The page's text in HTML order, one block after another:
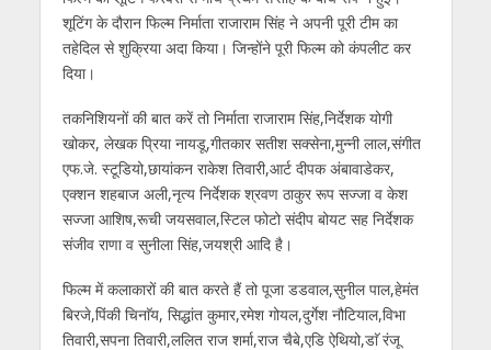
शूटिंग के दौरान फिल्म निर्माता राजाराम सिंह ने अपनी पूरी टीम का
तहेदिल से शुक्रिया अदा किया। जिन्होंने पूरी फिल्म को कंपलीट कर
दिया।
तकनिशियनों की बात करें तो निर्माता राजाराम सिंह,निर्देशक योगी
खोकर, लेखक प्रिया नायडू,गीतकार सतीश सक्सेना,मुन्नी लाल,संगीत
एफ.जे. स्टूडियो,छायांकन राकेश तिवारी,आर्ट दीपक अंबावाडेकर,
एक्शन शहबाज अली,नृत्य निर्देशक श्रवण ठाकुर रूप सज्जा व केश
सज्जा आशिष,रूची जयसवाल,स्टिल फोटो संदीप बोयट सह निर्देशक
संजीव राणा व सुनीला सिंह,जयश्री आदि है।
फिल्म में कलाकारों की बात करते हैं तो पूजा डडवाल,सुनील पाल,हेमंत
बिरजे,पिंकी चिनाॅय, सिद्धांत कुमार,रमेश गोयल,दुर्गेश नौटियाल,विभा
तिवारी,सपना तिवारी,ललित राज शर्मा,राज चैबे,एडि ऐथियो,डाॅ रंजू